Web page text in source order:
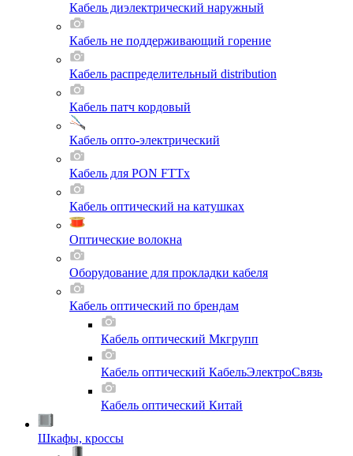
Кабель диэлектрический наружный
Кабель не поддерживающий горение
Кабель распределительный distribution
Кабель патч кордовый
Кабель опто-электрический
Кабель для PON FTTx
Кабель оптический на катушках
Оптические волокна
Оборудование для прокладки кабеля
Кабель оптический по брендам
Кабель оптический Мкгрупп
Кабель оптический КабельЭлектроСвязь
Кабель оптический Китай
Шкафы, кроссы